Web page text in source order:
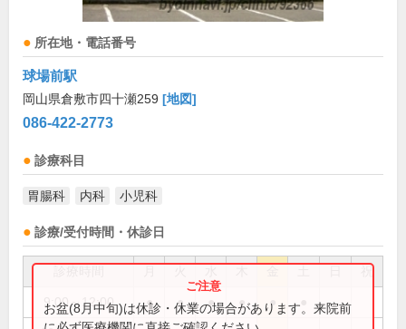
所在地・電話番号
球場前駅
岡山県倉敷市四十瀬259 [地図]
086-422-2773
診療科目
胃腸科 内科 小児科
診療/受付時間・休診日
祝
9:00～12:00 ● ● ● ● ●
お盆(8月中旬)は休診・休業の場合があります。来院前